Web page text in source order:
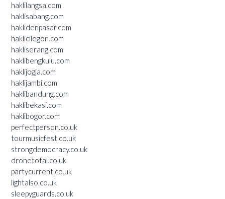
haklilangsa.com
haklisabang.com
haklidenpasar.com
haklicilegon.com
hakliserang.com
haklibengkulu.com
haklijogja.com
haklijambi.com
haklibandung.com
haklibekasi.com
haklibogor.com
perfectperson.co.uk
tourmusicfest.co.uk
strongdemocracy.co.uk
dronetotal.co.uk
partycurrent.co.uk
lightalso.co.uk
sleepyguards.co.uk